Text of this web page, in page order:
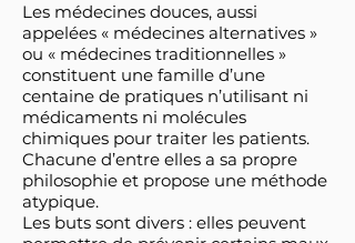
Les médecines douces, aussi
appelées « médecines alternatives »
ou « médecines traditionnelles »
constituent une famille d’une
centaine de pratiques n’utilisant ni
médicaments ni molécules
chimiques pour traiter les patients.
Chacune d’entre elles a sa propre
philosophie et propose une méthode
atypique.
Les buts sont divers : elles peuvent